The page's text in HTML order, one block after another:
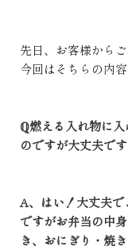
先日、お客様から
今回はそちらの内
ℚ燃える入れ物に
のですが大丈夫で
A、はい！大丈夫で
ですがお弁当の中
き、おにぎり・焼